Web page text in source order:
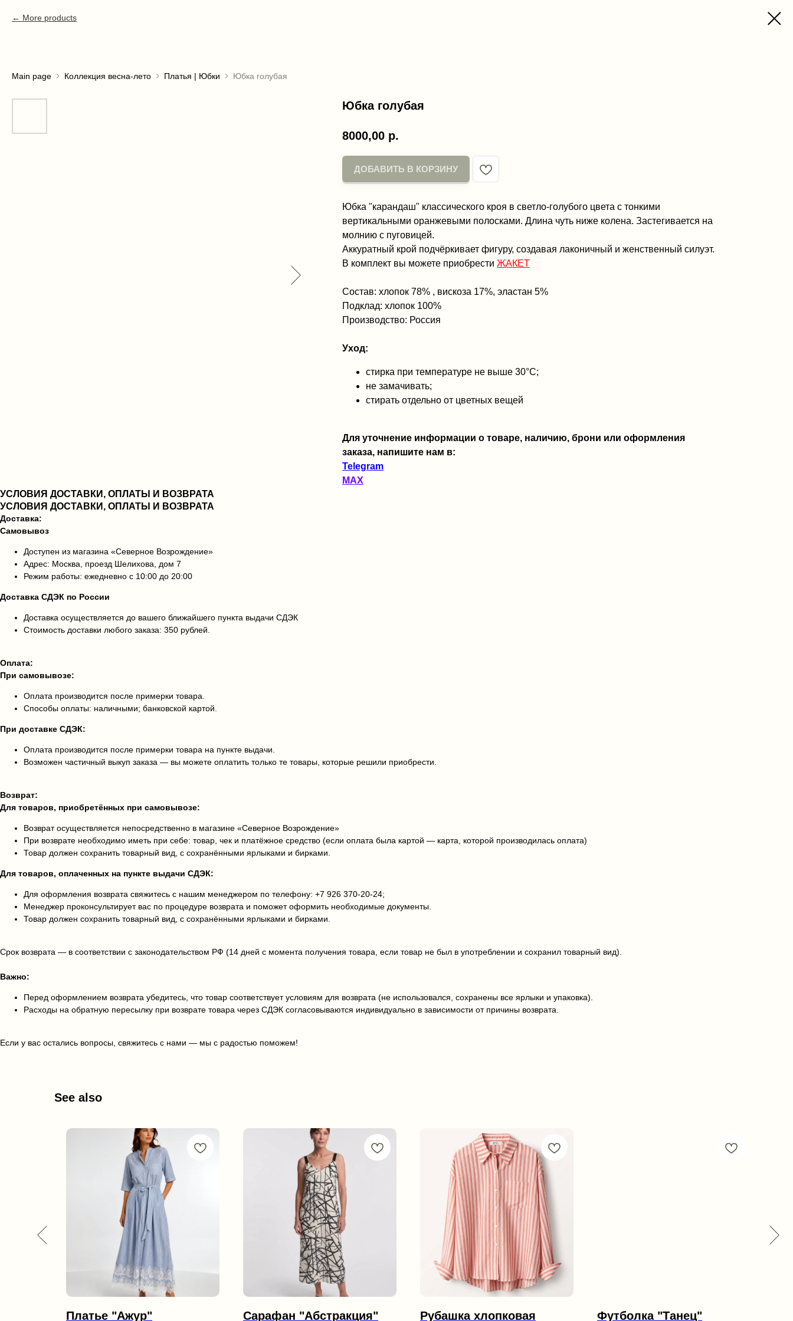
More products
Main page Коллекция весна-лето Платья | Юбки Юбка голубая
Юбка голубая
8000,00 р.
ДОБАВИТЬ В КОРЗИНУ
Юбка "карандаш" классического кроя в светло-голубого цвета с тонкими
вертикальными оранжевыми полосками. Длина чуть ниже колена. Застегивается на
молнию с пуговицей.
Аккуратный крой подчёркивает фигуру, создавая лаконичный и женственный силуэт.
В комплект вы можете приобрести ЖАКЕТ
Состав: хлопок 78% , вискоза 17%, эластан 5%
Подклад: хлопок 100%
Производство: Россия
Уход:
стирка при температуре не выше 30°C;
не замачивать;
стирать отдельно от цветных вещей
Для уточнение информации о товаре, наличию, брони или оформления
заказа, напишите нам в:
Telegram
MAX
УСЛОВИЯ ДОСТАВКИ, ОПЛАТЫ И ВОЗВРАТА
УСЛОВИЯ ДОСТАВКИ, ОПЛАТЫ И ВОЗВРАТА
Доставка:
Самовывоз
Доступен из магазина «Северное Возрождение»
Адрес: Москва, проезд Шелихова, дом 7
Режим работы: ежедневно с 10:00 до 20:00
Доставка СДЭК по России
Доставка осуществляется до вашего ближайшего пункта выдачи СДЭК
Стоимость доставки любого заказа: 350 рублей.
Оплата:
При самовывозе:
Оплата производится после примерки товара.
Способы оплаты: наличными; банковской картой.
При доставке СДЭК:
Оплата производится после примерки товара на пункте выдачи.
Возможен частичный выкуп заказа — вы можете оплатить только те товары, которые решили приобрести.
Возврат:
Для товаров, приобретённых при самовывозе:
Возврат осуществляется непосредственно в магазине «Северное Возрождение»
При возврате необходимо иметь при себе: товар, чек и платёжное средство (если оплата была картой — карта, которой производилась оплата)
Товар должен сохранить товарный вид, с сохранёнными ярлыками и бирками.
Для товаров, оплаченных на пункте выдачи СДЭК:
Для оформления возврата свяжитесь с нашим менеджером по телефону: +7 926 370‑20‑24;
Менеджер проконсультирует вас по процедуре возврата и поможет оформить необходимые документы.
Товар должен сохранить товарный вид, с сохранёнными ярлыками и бирками.
Срок возврата — в соответствии с законодательством РФ (14 дней с момента получения товара, если товар не был в употреблении и сохранил товарный вид).
Важно:
Перед оформлением возврата убедитесь, что товар соответствует условиям для возврата (не использовался, сохранены все ярлыки и упаковка).
Расходы на обратную пересылку при возврате товара через СДЭК согласовываются индивидуально в зависимости от причины возврата.
Если у вас остались вопросы, свяжитесь с нами — мы с радостью поможем!
See also
Платье "Ажур" Сарафан "Абстракция" Рубашка хлопковая Футболка "Танец"